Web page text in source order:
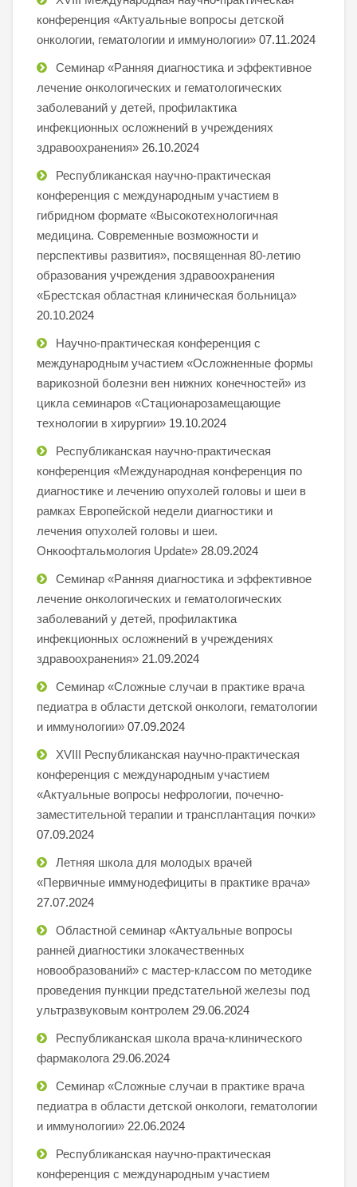
конференция «Актуальные вопросы детской
онкологии, гематологии и иммунологии» 07.11.2024
Семинар «Ранняя диагностика и эффективное
лечение онкологических и гематологических
заболеваний у детей, профилактика
инфекционных осложнений в учреждениях
здравоохранения» 26.10.2024
Республиканская научно-практическая
конференция с международным участием в
гибридном формате «Высокотехнологичная
медицина. Современные возможности и
перспективы развития», посвященная 80-летию
образования учреждения здравоохранения
«Брестская областная клиническая больница»
20.10.2024
Научно-практическая конференция с
международным участием «Осложненные формы
варикозной болезни вен нижних конечностей» из
цикла семинаров «Стационарозамещающие
технологии в хирургии» 19.10.2024
Республиканская научно-практическая
конференция «Международная конференция по
диагностике и лечению опухолей головы и шеи в
рамках Европейской недели диагностики и
лечения опухолей головы и шеи.
Онкоофтальмология Update» 28.09.2024
Семинар «Ранняя диагностика и эффективное
лечение онкологических и гематологических
заболеваний у детей, профилактика
инфекционных осложнений в учреждениях
здравоохранения» 21.09.2024
Семинар «Сложные случаи в практике врача
педиатра в области детской онкологи, гематологии
и иммунологии» 07.09.2024
XVIII Республиканская научно-практическая
конференция с международным участием
«Актуальные вопросы нефрологии, почечно-
заместительной терапии и трансплантация почки»
07.09.2024
Летняя школа для молодых врачей
«Первичные иммунодефициты в практике врача»
27.07.2024
Областной семинар «Актуальные вопросы
ранней диагностики злокачественных
новообразований» с мастер-классом по методике
проведения пункции предстательной железы под
ультразвуковым контролем 29.06.2024
Республиканская школа врача-клинического
фармаколога 29.06.2024
Семинар «Сложные случаи в практике врача
педиатра в области детской онкологи, гематологии
и иммунологии» 22.06.2024
Республиканская научно-практическая
конференция с международным участием